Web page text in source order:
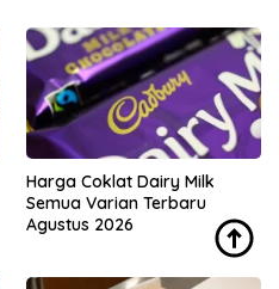
Harga Coklat Dairy Milk
Semua Varian Terbaru
Agustus 2026